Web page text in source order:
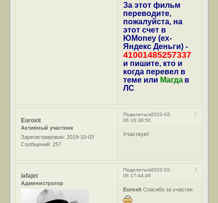
За этот фильм
переводите,
пожалуйста, на
этот счет в
ЮMoney (ex-
Яндекс Деньги) -
41001485257337
и пишите, кто и
когда перевел в
теме или Магда в
ЛС
Поделиться 2
2022-02-
06 16:38:50
Euroxit
Активный участник
Зарегистрирован: 2019-10-03
Сообщений: 257
Участвую!
Поделиться 3
2022-02-
06 17:44:46
lafajet
Администратор
Euroxit Спасибо за участие